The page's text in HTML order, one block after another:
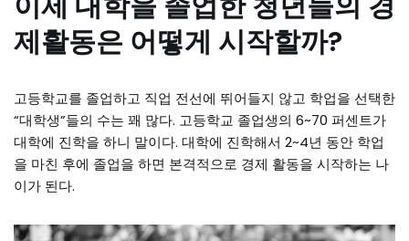
제활동은 어떻게 시작할까?
고등학교를 졸업하고 직업 전선에 뛰어들지 않고 학업을 선택한
“대학생”들의 수는 꽤 많다. 고등학교 졸업생의 6~70 퍼센트가
대학에 진학을 하니 말이다. 대학에 진학해서 2~4년 동안 학업
을 마친 후에 졸업을 하면 본격적으로 경제 활동을 시작하는 나
이가 된다.